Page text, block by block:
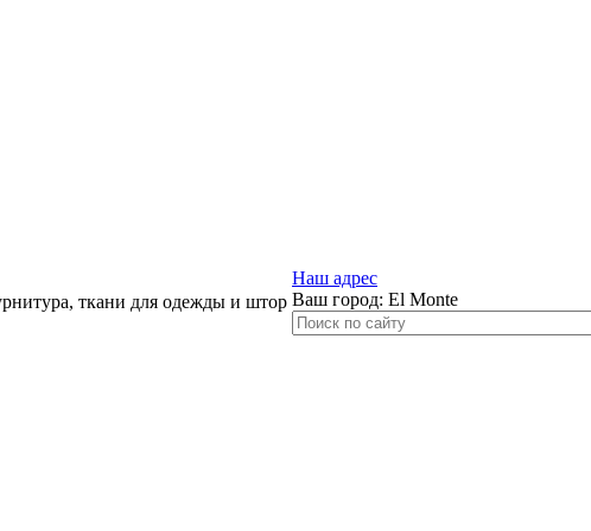
ткани для одежды и штор
Наш адрес
Ваш город: El Monte